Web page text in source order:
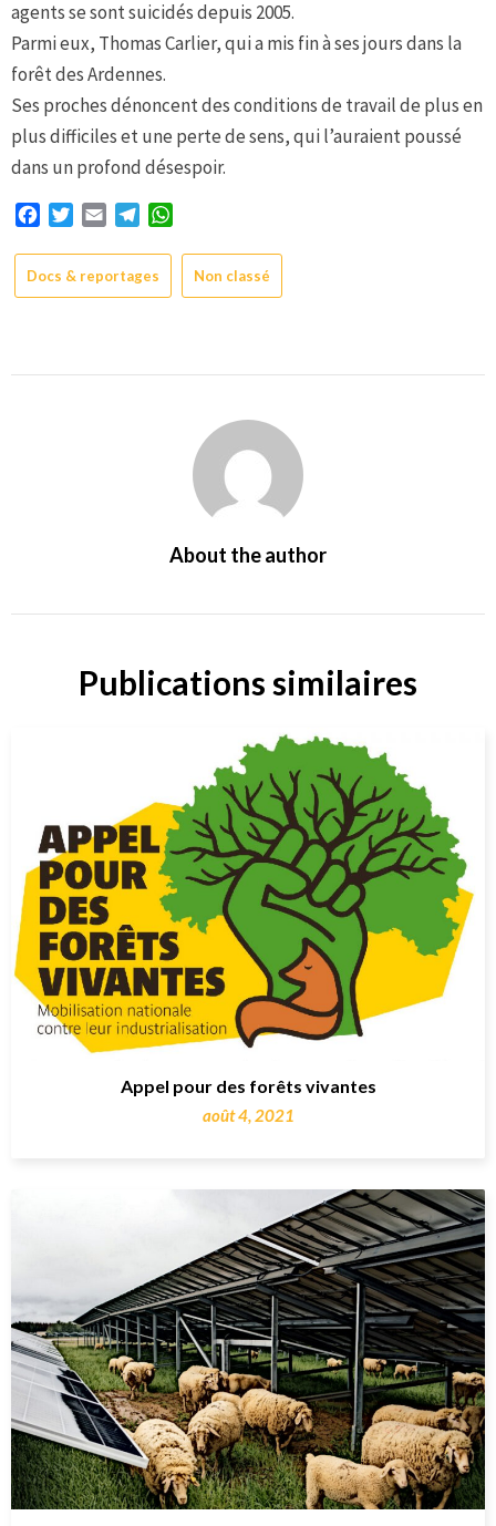
agents se sont suicidés depuis 2005.
Parmi eux, Thomas Carlier, qui a mis fin à ses jours dans la
forêt des Ardennes.
Ses proches dénoncent des conditions de travail de plus en
plus difficiles et une perte de sens, qui l’auraient poussé
dans un profond désespoir.
Facebook
Twitter
Email Telegram
Docs & reportages Non classé
About the author
Publications similaires
Appel pour des forêts vivantes
août 4, 2021